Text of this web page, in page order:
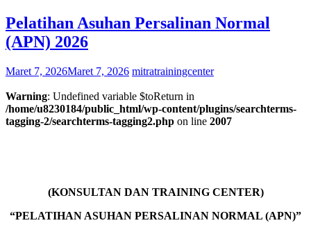
Pelatihan Asuhan Persalinan Normal
(APN) 2026
Maret 7, 2026Maret 7, 2026 mitratrainingcenter
Warning: Undefined variable $toReturn in
/home/u8230184/public_html/wp-content/plugins/searchterms-
tagging-2/searchterms-tagging2.php on line 2007
(KONSULTAN DAN TRAINING CENTER)
“PELATIHAN ASUHAN PERSALINAN NORMAL (APN)”